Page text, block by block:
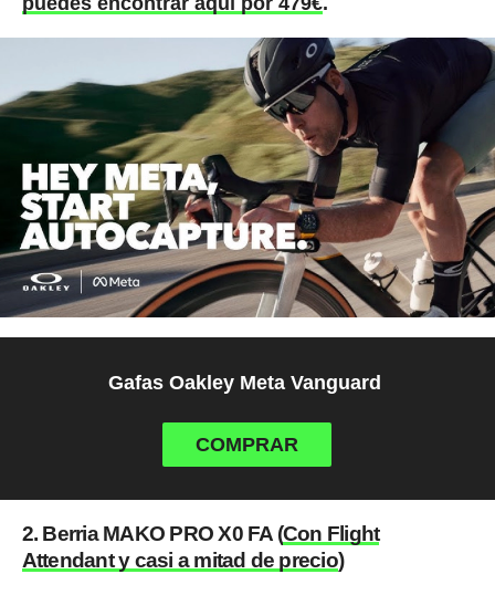
Gafas Oakley Meta Vanguard
COMPRAR
2. Berria MAKO PRO X0 FA (Con Flight
Attendant y casi a mitad de precio)